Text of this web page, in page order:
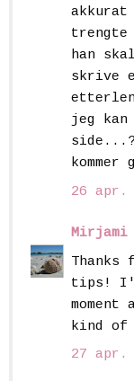
akkurat
trengte
han
skrive
jeg
26 apr.
Mirjami
tips!
kind of
27 apr.